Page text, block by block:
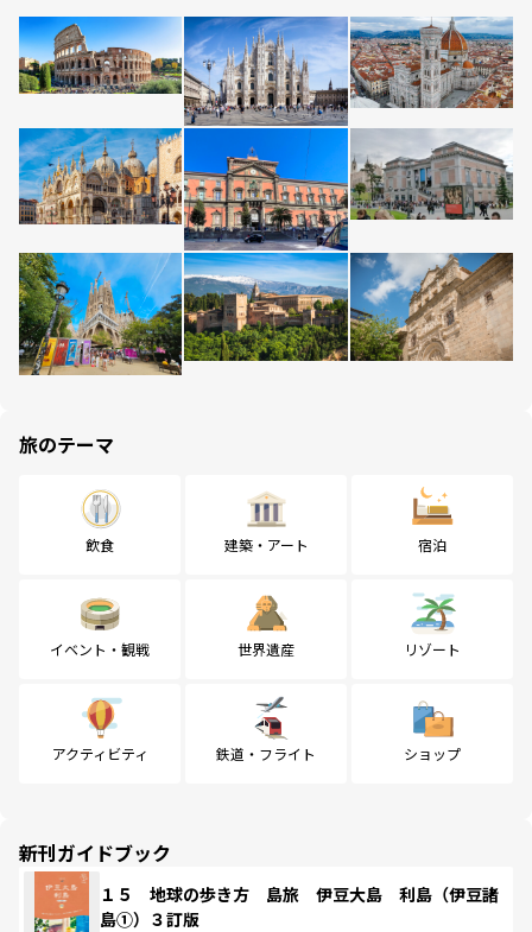
旅のテーマ
飲食 建築・アート 宿泊
イベント・観戦 世界遺産 リゾート
アクティビティ 鉄道・フライト ショップ
新刊ガイドブック
１５ 地球の歩き方 島旅 伊豆大島 利島（伊豆諸
島①）３訂版